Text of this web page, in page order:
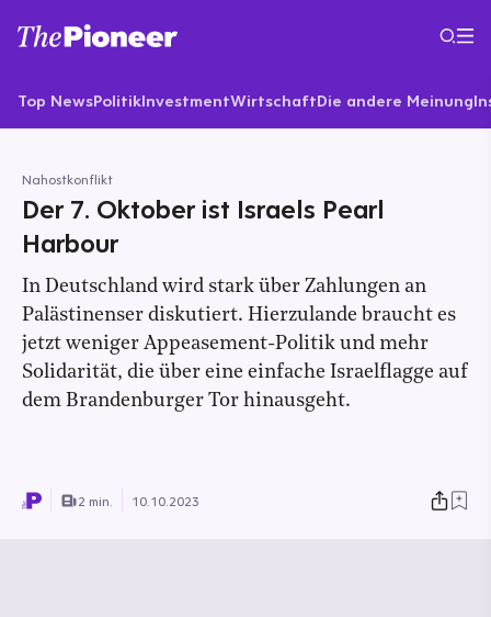
Top NewsPolitikInvestmentWirtschaftDie andere Meinung
Nahostkonflikt
Der 7. Oktober ist Israels Pearl
Harbour
In Deutschland wird stark über Zahlungen an
Palästinenser diskutiert. Hierzulande braucht es
jetzt weniger Appeasement-Politik und mehr
Solidarität, die über eine einfache Israelflagge auf
dem Brandenburger Tor hinausgeht.
2 min. 10.10.2023